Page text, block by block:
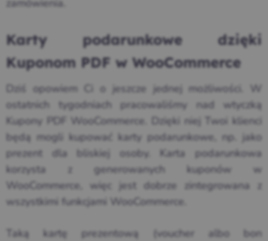
Karty podarunkowe dzięki
Kuponom PDF w WooCommerce
Dziś opowiem Ci o jeszcze jednej możliwości. W
ostatnich tygodniach pracowaliśmy nad wtyczką
Kupony PDF WooCommerce. Dzięki niej Twoi klienci
będą mogli kupować karty podarunkowe, np. jako
prezent dla bliskiej osoby. Karta podarunkowa
korzysta z generowanych kuponów w
WooCommerce, więc jest dobrze zintegrowana z
wszystkimi funkcjami WooCommerce.
Taką kartę prezentową (voucher albo bon